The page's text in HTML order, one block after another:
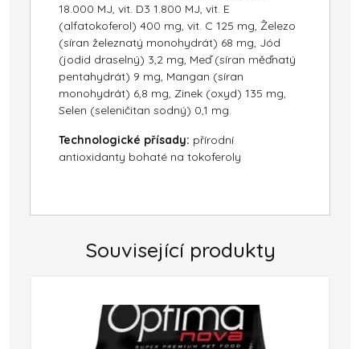
18.000 MJ, vit. D3 1.800 MJ, vit. E
(alfatokoferol) 400 mg, vit. C 125 mg, Železo
(síran železnatý monohydrát) 68 mg, Jód
(jodid draselný) 3,2 mg, Meď (síran měďnatý
pentahydrát) 9 mg, Mangan (síran
monohydrát) 6,8 mg, Zinek (oxyd) 135 mg,
Selen (seleničitan sodný) 0,1 mg.
Technologické přísady: přírodní
antioxidanty bohaté na tokoferoly
Související produkty